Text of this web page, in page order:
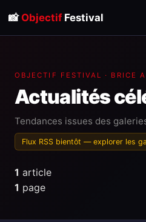
📸 ObjectifFestival
OBJECTIF FESTIVAL · BRICE
Actualités
Tendances issues des
Flux RSS bientôt —explorer les
1 article
1 page